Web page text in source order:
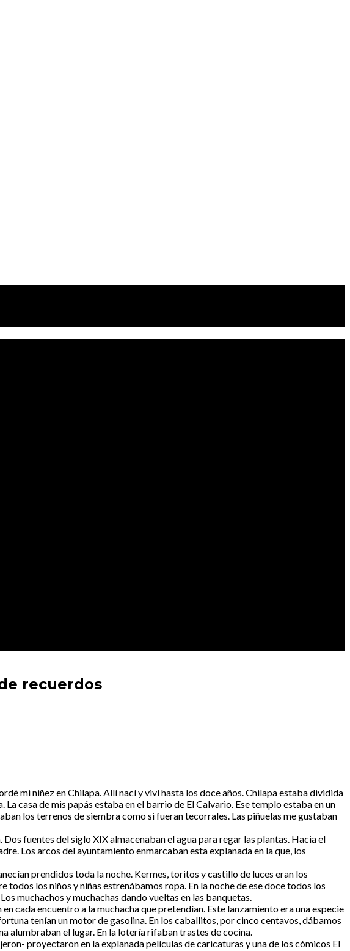
recuerdos
mi niñez en Chilapa. Allí nací y viví hasta los doce años. Chilapa estaba dividida
casa de mis papás estaba en el barrio de El Calvario. Ese templo estaba en un
los terrenos de siembra como si fueran tecorrales. Las piñuelas me gustaban
fuentes del siglo XIX almacenaban el agua para regar las plantas. Hacia el
Los arcos del ayuntamiento enmarcaban esta explanada en la que, los
prendidos toda la noche. Kermes, toritos y castillo de luces eran los
los niños y niñas estrenábamos ropa. En la noche de ese doce todos los
muchachos y muchachas dando vueltas en las banquetas.
cada encuentro a la muchacha que pretendían. Este lanzamiento era una especie
tenían un motor de gasolina. En los caballitos, por cinco centavos, dábamos
alumbraban el lugar. En la lotería rifaban trastes de cocina.
proyectaron en la explanada películas de caricaturas y una de los cómicos El